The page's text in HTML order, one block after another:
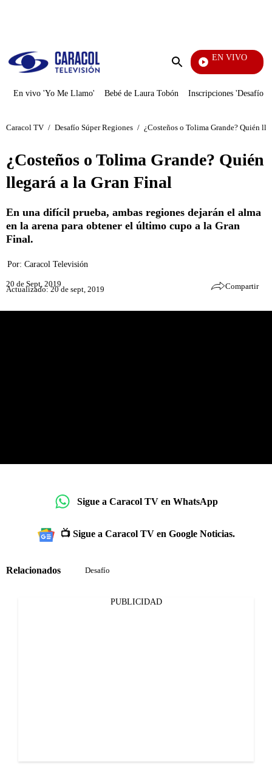
Enviar
EN VIVO
EFÉ
En vivo 'Yo Me Llamo' Bebé de Laura Tobón Inscripciones 'Desafío'
Caracol TV / Desafío Súper Regiones / ¿Costeños o Tolima Grande? Quién
¿Costeños o Tolima Grande? Quién
llegará a la Gran Final
En una difícil prueba, ambas regiones dejarán el alma
en la arena para obtener el último cupo a la Gran
Final.
Por: Caracol Televisión
20 de Sept, 2019
Actualizado: 20 de sept, 2019 Compartir
Sigue a Caracol TV en WhatsApp
📺 Sigue a Caracol TV en Google Noticias.
Relacionados Desafío
PUBLICIDAD